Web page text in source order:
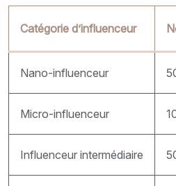
Catégorie d’influenceur
Nano-influenceur
Micro-influenceur
Influenceur intermédiaire